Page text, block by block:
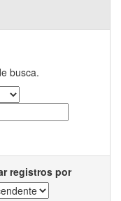
busca.
registros por